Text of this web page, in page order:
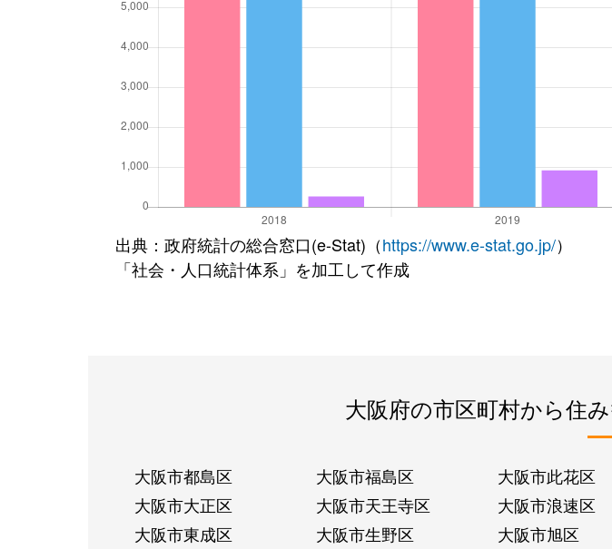
出典：政府統計の総合窓口(e-Stat)（https://www.e-stat.go.jp/）
「社会・人口統計体系」を加工して作成
大阪府の市区町村から住
大阪市都島区 大阪市福島区 大阪市此花区
大阪市大正区
大阪市天王寺区 大阪市浪速区
大阪市東成区
大阪市生野区 大阪市旭区